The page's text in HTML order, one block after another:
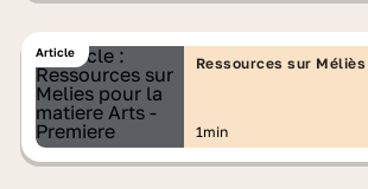
Article
Ressources sur Méliès
1min